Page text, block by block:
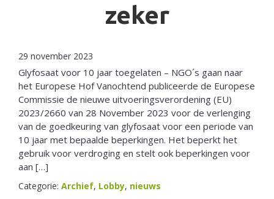
zeker
29 november 2023
Glyfosaat voor 10 jaar toegelaten – NGO´s gaan naar
het Europese Hof Vanochtend publiceerde de Europese
Commissie de nieuwe uitvoeringsverordening (EU)
2023/2660 van 28 November 2023 voor de verlenging
van de goedkeuring van glyfosaat voor een periode van
10 jaar met bepaalde beperkingen. Het beperkt het
gebruik voor verdroging en stelt ook beperkingen voor
aan […]
Categorie: Archief, Lobby, nieuws